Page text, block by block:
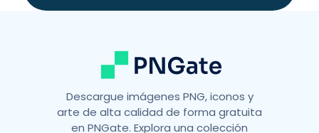
Descargue imágenes PNG, iconos y
arte de alta calidad de forma gratuita
en PNGate. Explora una colección